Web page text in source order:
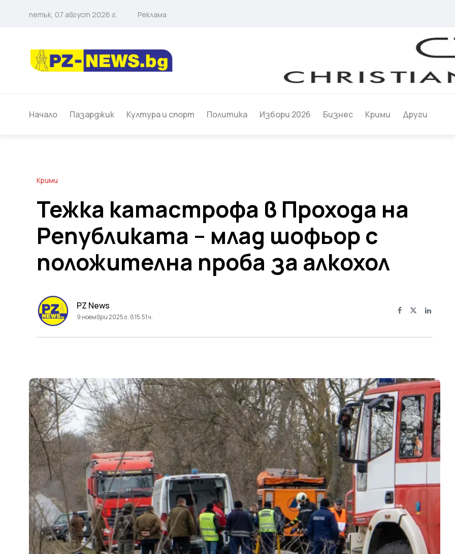
петък, 07 август 2026 г. Реклама
Начало Пазарджик Култура и спорт Политика Избори 2026 Бизнес Крими Други
Крими
Тежка катастрофа в Прохода на
Републиката – млад шофьор с
положителна проба за алкохол
PZ News
9 ноември 2025 г. в 15:51 ч.